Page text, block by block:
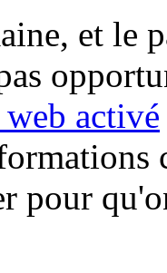
et le
activé
pour